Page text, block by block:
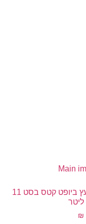
שבבי עץ ביופט קטס בסט 11
₪